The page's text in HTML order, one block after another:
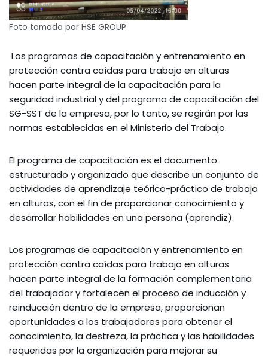
Foto tomada por HSE GROUP
Los programas de capacitación y entrenamiento en
protección contra caídas para trabajo en alturas
hacen parte integral de la capacitación para la
seguridad industrial y del programa de capacitación del
SG-SST de la empresa, por lo tanto, se regirán por las
normas establecidas en el Ministerio del Trabajo.
El programa de capacitación es el documento
estructurado y organizado que describe un conjunto de
actividades de aprendizaje teórico-práctico de trabajo
en alturas, con el fin de proporcionar conocimiento y
desarrollar habilidades en una persona (aprendiz).
Los programas de capacitación y entrenamiento en
protección contra caídas para trabajo en alturas
hacen parte integral de la formación complementaria
del trabajador y fortalecen el proceso de inducción y
reinducción dentro de la empresa, proporcionan
oportunidades a los trabajadores para obtener el
conocimiento, la destreza, la práctica y las habilidades
requeridas por la organización para mejorar su